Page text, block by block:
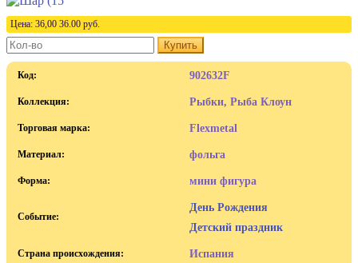
Цена: 36,00 36.00 руб.
Купить
Код: 902632F
Коллекция: Рыбки, Рыба Клоун
Торговая марка: Flexmetal
Материал: фольга
Форма: мини фигура
Событие:
День Рождения
Детский праздник
Страна происхождения: Испания